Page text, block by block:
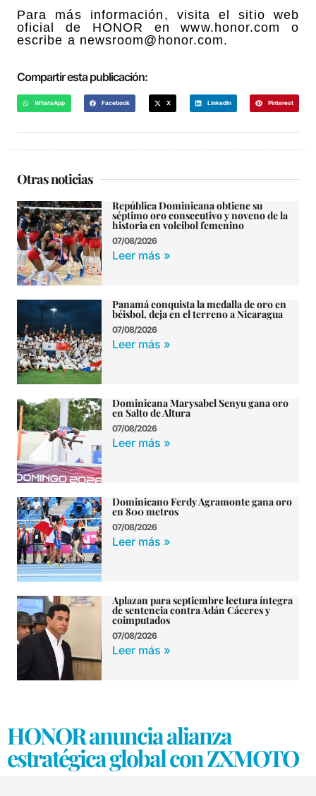
Para más información, visita el sitio web
oficial de HONOR en www.honor.com o
escribe a newsroom@honor.com.
Compartir esta publicación:
WhatsApp Facebook X LinkedIn Pinterest
Otras noticias
República Dominicana obtiene su
séptimo oro consecutivo y noveno de la
historia en voleibol femenino
07/08/2026
Leer más »
Panamá conquista la medalla de oro en
béisbol, deja en el terreno a Nicaragua
07/08/2026
Leer más »
Dominicana Marysabel Senyu gana oro
en Salto de Altura
07/08/2026
Leer más »
Dominicano Ferdy Agramonte gana oro
en 800 metros
07/08/2026
Leer más »
Aplazan para septiembre lectura íntegra
de sentencia contra Adán Cáceres y
coimputados
07/08/2026
Leer más »
HONOR anuncia alianza
estratégica global con ZXMOTO